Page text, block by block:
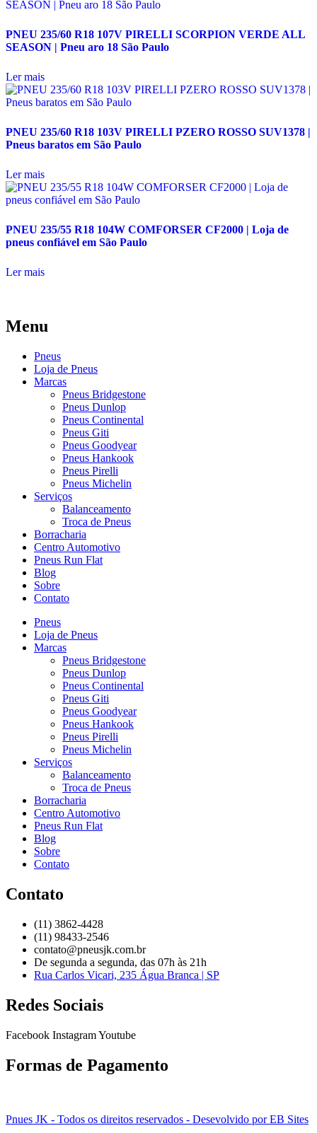
PNEU 235/60 R18 107V PIRELLI SCORPION VERDE ALL
SEASON | Pneu aro 18 São Paulo
Ler mais
PNEU 235/60 R18 103V PIRELLI PZERO ROSSO SUV1378 |
Pneus baratos em São Paulo
Ler mais
PNEU 235/55 R18 104W COMFORSER CF2000 | Loja de
pneus confiável em São Paulo
Ler mais
Menu
Pneus
Loja de Pneus
Marcas
Pneus Bridgestone
Pneus Dunlop
Pneus Continental
Pneus Giti
Pneus Goodyear
Pneus Hankook
Pneus Pirelli
Pneus Michelin
Serviços
Balanceamento
Troca de Pneus
Borracharia
Centro Automotivo
Pneus Run Flat
Blog
Sobre
Contato
Pneus
Loja de Pneus
Marcas
Pneus Bridgestone
Pneus Dunlop
Pneus Continental
Pneus Giti
Pneus Goodyear
Pneus Hankook
Pneus Pirelli
Pneus Michelin
Serviços
Balanceamento
Troca de Pneus
Borracharia
Centro Automotivo
Pneus Run Flat
Blog
Sobre
Contato
Contato
(11) 3862-4428
(11) 98433-2546
contato@pneusjk.com.br
De segunda a segunda, das 07h às 21h
Rua Carlos Vicari, 235 Água Branca | SP
Redes Sociais
Facebook InstagramYoutube
Formas de Pagamento
Pnues JK - Todos os direitos reservados - Desevolvido por EB Sites